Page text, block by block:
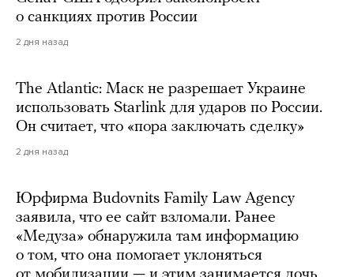
о санкциях против России
2 дня назад
The Atlantic: Маск не разрешает Украине
использовать Starlink для ударов по России.
Он считает, что «пора заключать сделку»
2 дня назад
Юрфирма Budovnits Family Law Agency
заявила, что ее сайт взломали. Ранее
«Медуза» обнаружила там информацию
о том, что она помогает уклоняться